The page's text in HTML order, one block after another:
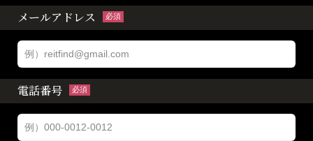
メールアドレス 必須
電話番号 必須